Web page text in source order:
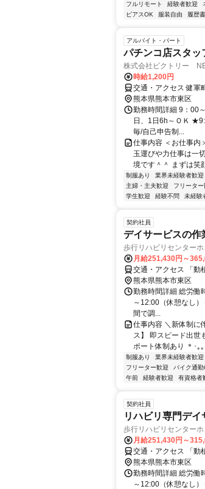
フルリモート
経験者歓迎
ピアスOK
服装自由 履歴
アルバイト・パート
パチンコ店スタッ
株式会社ビクトリー
時給1,200円
交通・アクセス 健軍
熊本県熊本市東区
勤務時間詳細 9：00
日、1日6h～ＯＫ
毎/自己申告制...
仕事内容 ＜お仕事内
玉運びや力仕事は一
境です＾＾ まずは笑
制服あり 業界未経験者歓迎
主婦・主夫歓迎
フリーター
学生歓迎
経験不問 未経験
契約社員
デイサービスの
歩行リハビリセンター
月給251,430円～
交通・アクセス 「動
熊本県熊本市東区
勤務時間詳細 総労
～12:00（休憩なし
間で調...
仕事内容 ＼新体制に
ス】 即スピード出世
ポート体制あり ＊･｡｡
制服あり 業界未経験者歓迎
フリーター歓迎
バイク通勤
午前
経験者歓迎 有資格者
契約社員
リハビリ専門デ
歩行リハビリセンター
月給251,430円～
交通・アクセス 「動
熊本県熊本市東区
勤務時間詳細 総労
～12:00（休憩なし